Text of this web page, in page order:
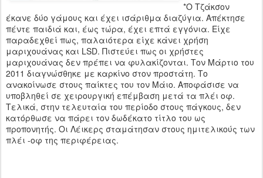
*Ο Τζάκσον
έκανε δύο γάμους και έχει ισάριθμα διαζύγια. Απέκτησε
πέντε παιδιά και, έως τώρα, έχει επτά εγγόνια. Είχε
παραδεχθεί πως, παλαιότερα είχε κάνει χρήση
μαριχουάνας και LSD. Πιστεύει πως οι χρήστες
μαριχουάνας δεν πρέπει να φυλακίζονται. Τον Μάρτιο του
2011 διαγνώσθηκε με καρκίνο στον προστάτη. Το
ανακοίνωσε στους παίκτες του τον Μάιο. Αποφάσισε να
υποβληθεί σε χειρουργική επέμβαση μετά τα πλέι οφ.
Τελικά, στην τελευταία του περίοδο στους πάγκους, δεν
κατόρθωσε να πάρει τον δωδέκατο τίτλο του ως
προπονητής. Οι Λέικερς σταμάτησαν στους ημιτελικούς των
πλέι -οφ της περιφέρειας.